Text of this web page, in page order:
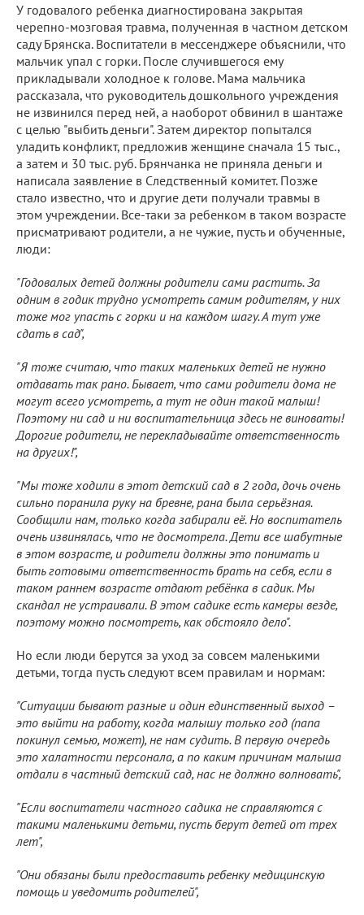
У годовалого ребенка диагностирована закрытая
черепно-мозговая травма, полученная в частном детском
саду Брянска. Воспитатели в мессенджере объяснили, что
мальчик упал с горки. После случившегося ему
прикладывали холодное к голове. Мама мальчика
рассказала, что руководитель дошкольного учреждения
не извинился перед ней, а наоборот обвинил в шантаже
с целью "выбить деньги". Затем директор попытался
уладить конфликт, предложив женщине сначала 15 тыс.,
а затем и 30 тыс. руб. Брянчанка не приняла деньги и
написала заявление в Следственный комитет. Позже
стало известно, что и другие дети получали травмы в
этом учреждении. Все-таки за ребенком в таком возрасте
присматривают родители, а не чужие, пусть и обученные,
люди:
"Годовалых детей должны родители сами растить. За
одним в годик трудно усмотреть самим родителям, у них
тоже мог упасть с горки и на каждом шагу. А тут уже
сдать в сад",
"Я тоже считаю, что таких маленьких детей не нужно
отдавать так рано. Бывает, что сами родители дома не
могут всего усмотреть, а тут не один такой малыш!
Поэтому ни сад и ни воспитательница здесь не виноваты!
Дорогие родители, не перекладывайте ответственность
на других!",
"Мы тоже ходили в этот детский сад в 2 года, дочь очень
сильно поранила руку на бревне, рана была серьёзная.
Сообщили нам, только когда забирали её. Но воспитатель
очень извинялась, что не досмотрела. Дети все шабутные
в этом возрасте, и родители должны это понимать и
быть готовыми ответственность брать на себя, если в
таком раннем возрасте отдают ребёнка в садик. Мы
скандал не устраивали. В этом садике есть камеры везде,
поэтому можно посмотреть, как обстояло дело".
Но если люди берутся за уход за совсем маленькими
детьми, тогда пусть следуют всем правилам и нормам:
"Ситуации бывают разные и один единственный выход –
это выйти на работу, когда малышу только год (папа
покинул семью, может), не нам судить. В первую очередь
это халатности персонала, а по каким причинам малыша
отдали в частный детский сад, нас не должно волновать",
"Если воспитатели частного садика не справляются с
такими маленькими детьми, пусть берут детей от трех
лет",
"Они обязаны были предоставить ребенку медицинскую
помощь и уведомить родителей",